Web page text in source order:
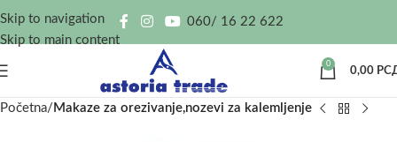
Skip to navigation
Skip to main content
060/ 16 22 622
0
0,00
Početna Makaze za orezivanje,nozevi za kalemljenje